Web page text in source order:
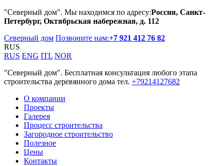
"Северный дом". Мы находимся по адресу:Россия, Санкт-
Петербург, Октябрьская набережная, д. 112
Северный дом Позвоните нам:+7 921 412 76 82
RUS
RUS ENG ITL NOR
"Северный дом". Бесплатная консультация любого этапа
строительства деревянного дома тел. +79214127682
О компании
Проекты
Галерея
Процесс строительства
Загородное строительство
Полезное
Цены
Контакты